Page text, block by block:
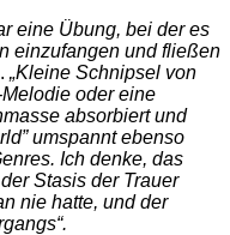
eine Übung, bei der es
einzufangen und fließen
„Kleine Schnipsel von
oder eine
absorbiert und
umspannt ebenso
Ich denke, das
Stasis der Trauer
nie hatte, und der